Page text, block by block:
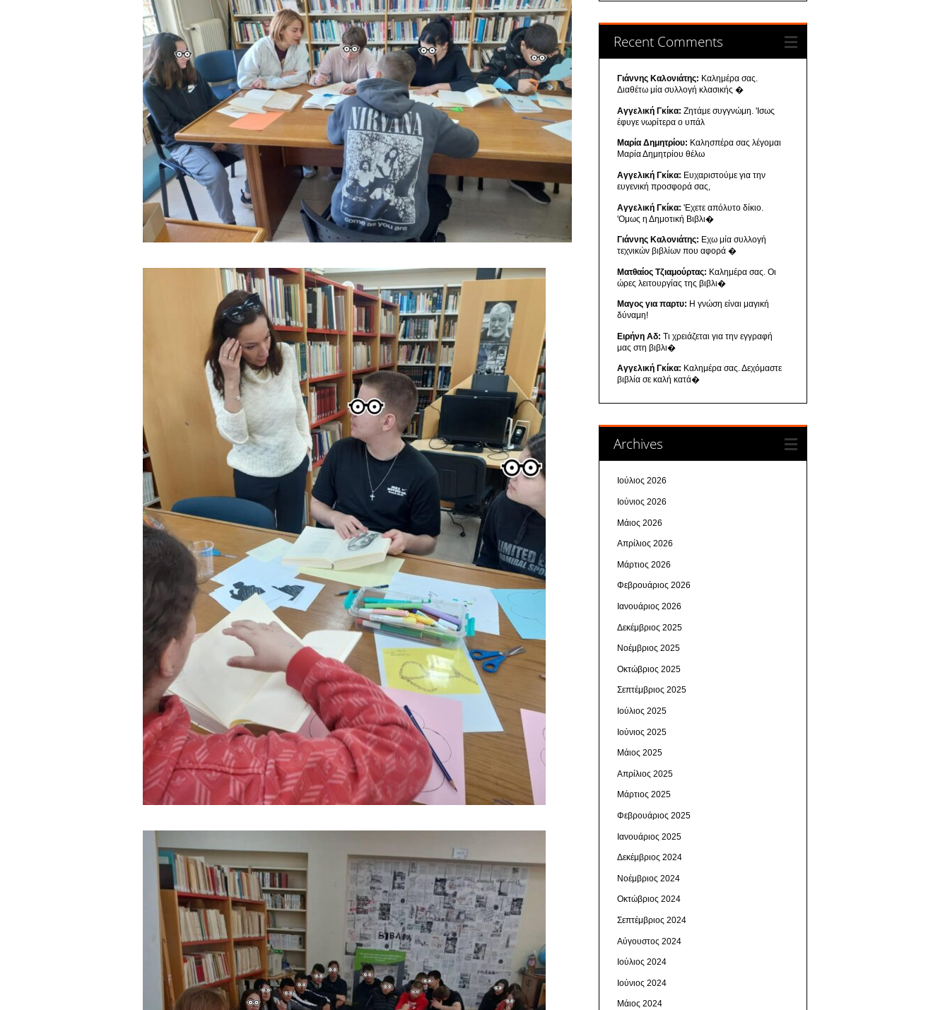
Recent Comments
Γιάννης Καλονιάτης: Καλημέρα σας.
Διαθέτω μία συλλογή κλασικής �
Αγγελική Γκίκα: Ζητάμε συγγνώμη. 'Ισως
έφυγε νωρίτερα ο υπάλ
Μαρία Δημητρίου: Καλησπέρα σας λέγομαι
Μαρία Δημητρίου θέλω
Αγγελική Γκίκα: Ευχαριστούμε για την
ευγενική προσφορά σας,
Αγγελική Γκίκα: 'Εχετε απόλυτο δίκιο.
'Ομως η Δημοτική Βιβλι�
Γιάννης Καλονιάτης: Εχω μία συλλογή
τεχνικών βιβλίων που αφορά �
Ματθαίος Τζιαμούρτας: Καλημέρα σας. Οι
ώρες λειτουργίας της βιβλι�
Μαγος για παρτυ: Η γνώση είναι μαγική
δύναμη!
Ειρήνη Αδ: Τι χρειάζεται για την εγγραφή
μας στη βιβλι�
Αγγελική Γκίκα: Καλημέρα σας. Δεχόμαστε
βιβλία σε καλή κατά�
Archives
Ιούλιος 2026
Ιούνιος 2026
Μάιος 2026
Απρίλιος 2026
Μάρτιος 2026
Φεβρουάριος 2026
Ιανουάριος 2026
Δεκέμβριος 2025
Νοέμβριος 2025
Οκτώβριος 2025
Σεπτέμβριος 2025
Ιούλιος 2025
Ιούνιος 2025
Μάιος 2025
Απρίλιος 2025
Μάρτιος 2025
Φεβρουάριος 2025
Ιανουάριος 2025
Δεκέμβριος 2024
Νοέμβριος 2024
Οκτώβριος 2024
Σεπτέμβριος 2024
Αύγουστος 2024
Ιούλιος 2024
Ιούνιος 2024
Μάιος 2024